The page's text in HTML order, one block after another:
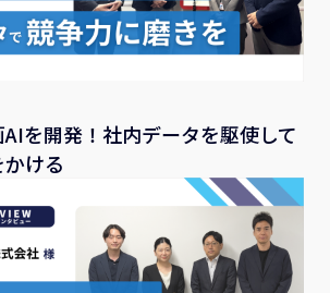
を開発！社内データを駆使して
ける